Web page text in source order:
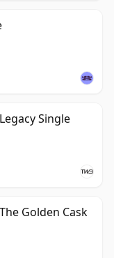
Single
Golden Cask